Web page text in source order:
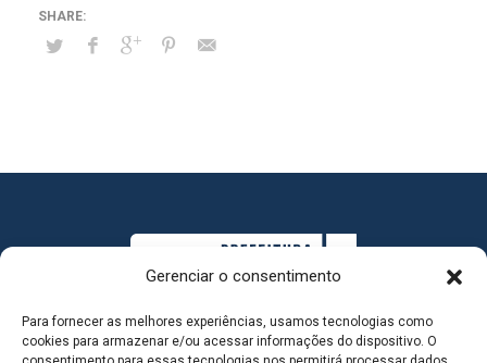
Gerenciar o consentimento
Para fornecer as melhores experiências, usamos tecnologias como
cookies para armazenar e/ou acessar informações do dispositivo. O